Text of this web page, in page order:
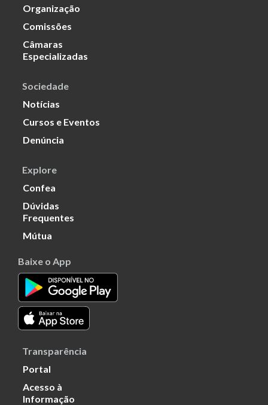
Organização
Comissões
Câmaras
Especializadas
Sociedade
Notícias
Cursos e Eventos
Denúncia
Explore
Confea
Dúvidas
Frequentes
Mútua
Baixe o App
Transparência
Portal
Acesso à
Informação